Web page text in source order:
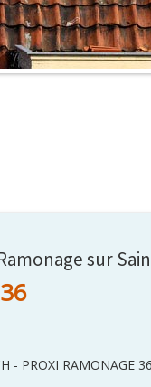
sur
- PROXI RAMONAGE 36